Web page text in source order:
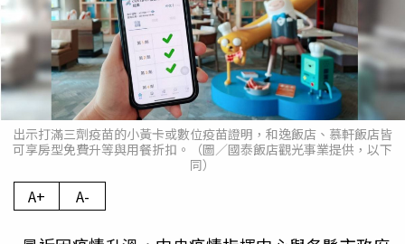
出示打滿三劑疫苗的小黃卡或數位疫苗證明，和逸飯店、慕軒飯店皆
可享房型免費升等與用餐折扣。（圖／國泰飯店觀光事業提供，以下
同）
A+ A-